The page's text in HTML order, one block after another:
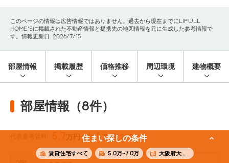
住まい探しの条件
賃貸住宅すべて 5.0万~7.0万 大阪府大阪市西区
このページの情報は広告情報ではありません。過去から現在までにLIFULL
HOME'Sに掲載された不動産情報と提携先の地図情報を元に生成した参考情報で
す。情報更新日: 2026/7/15
部屋情報 掲載履歴 価格推移 周辺環境 建物概要
部屋情報（8件）
5.7 万円〜6.4 万円(22.0m²)